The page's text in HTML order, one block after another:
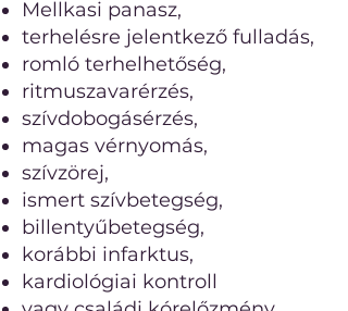
Mellkasi panasz,
terhelésre jelentkező fulladás,
romló terhelhetőség,
ritmuszavarérzés,
szívdobogásérzés,
magas vérnyomás,
szívzörej,
ismert szívbetegség,
billentyűbetegség,
korábbi infarktus,
kardiológiai kontroll